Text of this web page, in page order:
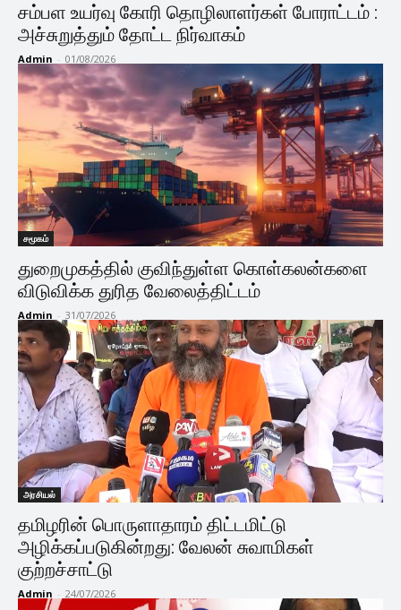
சம்பள உயர்வு கோரி தொழிலாளர்கள் போராட்டம் :
அச்சுறுத்தும் தோட்ட நிர்வாகம்
Admin - 01/08/2026
சமூகம்
துறைமுகத்தில் குவிந்துள்ள கொள்கலன்களை
விடுவிக்க துரித வேலைத்திட்டம்
Admin - 31/07/2026
அரசியல்
தமிழரின் பொருளாதாரம் திட்டமிட்டு
அழிக்கப்படுகின்றது: வேலன் சுவாமிகள்
குற்றச்சாட்டு
Admin - 24/07/2026